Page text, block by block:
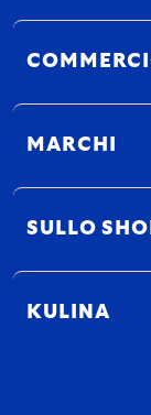
MARCHI
SULLO
KULINA